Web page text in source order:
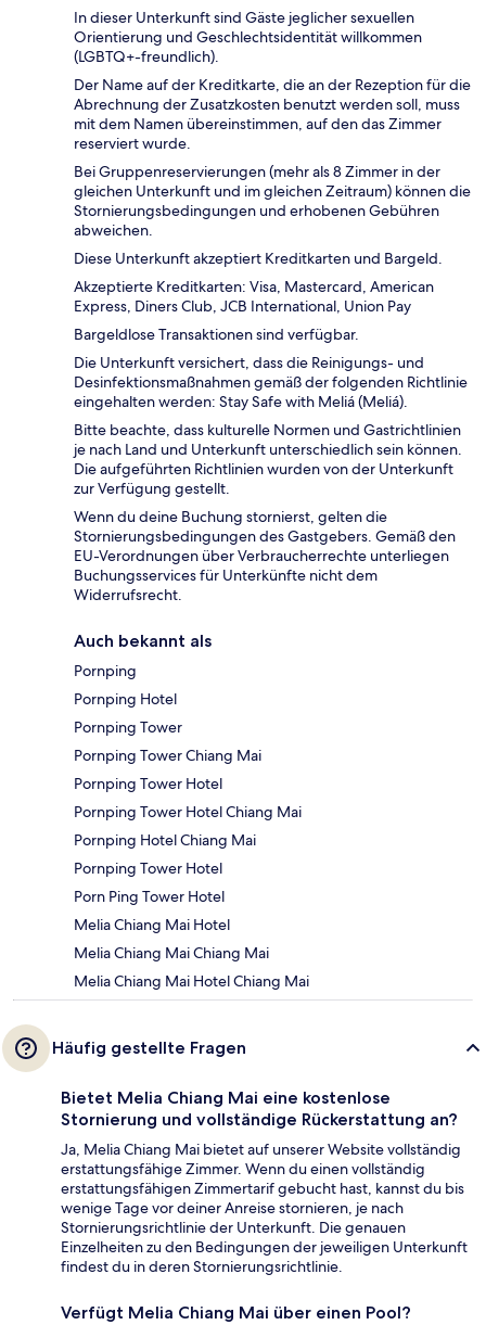
In dieser Unterkunft sind Gäste jeglicher sexuellen
Orientierung und Geschlechtsidentität willkommen
(LGBTQ+-freundlich).
Der Name auf der Kreditkarte, die an der Rezeption für die
Abrechnung der Zusatzkosten benutzt werden soll, muss
mit dem Namen übereinstimmen, auf den das Zimmer
reserviert wurde.
Bei Gruppenreservierungen (mehr als 8 Zimmer in der
gleichen Unterkunft und im gleichen Zeitraum) können die
Stornierungsbedingungen und erhobenen Gebühren
abweichen.
Diese Unterkunft akzeptiert Kreditkarten und Bargeld.
Akzeptierte Kreditkarten: Visa, Mastercard, American
Express, Diners Club, JCB International, Union Pay
Bargeldlose Transaktionen sind verfügbar.
Die Unterkunft versichert, dass die Reinigungs- und
Desinfektionsmaßnahmen gemäß der folgenden Richtlinie
eingehalten werden: Stay Safe with Meliá (Meliá).
Bitte beachte, dass kulturelle Normen und Gastrichtlinien
je nach Land und Unterkunft unterschiedlich sein können.
Die aufgeführten Richtlinien wurden von der Unterkunft
zur Verfügung gestellt.
Wenn du deine Buchung stornierst, gelten die
Stornierungsbedingungen des Gastgebers. Gemäß den
EU-Verordnungen über Verbraucherrechte unterliegen
Buchungsservices für Unterkünfte nicht dem
Widerrufsrecht.
Auch bekannt als
Pornping
Pornping Hotel
Pornping Tower
Pornping Tower Chiang Mai
Pornping Tower Hotel
Pornping Tower Hotel Chiang Mai
Pornping Hotel Chiang Mai
Pornping Tower Hotel
Porn Ping Tower Hotel
Melia Chiang Mai Hotel
Melia Chiang Mai Chiang Mai
Melia Chiang Mai Hotel Chiang Mai
Häufig gestellte Fragen
Bietet Melia Chiang Mai eine kostenlose
Stornierung und vollständige Rückerstattung an?
Ja, Melia Chiang Mai bietet auf unserer Website vollständig
erstattungsfähige Zimmer. Wenn du einen vollständig
erstattungsfähigen Zimmertarif gebucht hast, kannst du bis
wenige Tage vor deiner Anreise stornieren, je nach
Stornierungsrichtlinie der Unterkunft. Die genauen
Einzelheiten zu den Bedingungen der jeweiligen Unterkunft
findest du in deren Stornierungsrichtlinie.
Verfügt Melia Chiang Mai über einen Pool?